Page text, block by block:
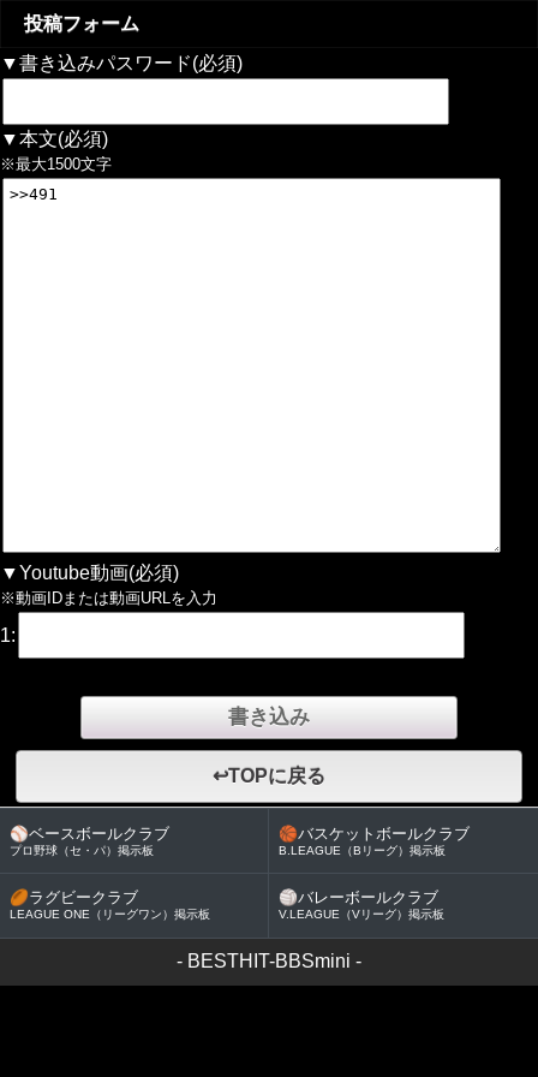
投稿フォーム
▼書き込みパスワード(必須)
▼本文(必須)
※最大1500文字
▼Youtube動画(必須)
※動画IDまたは動画URLを入力
1:
↩TOPに戻る
⚾ベースボールクラブ
プロ野球（セ・パ）掲示板
🏀バスケットボールクラブ
B.LEAGUE（Bリーグ）掲示板
🏉ラグビークラブ
LEAGUE ONE（リーグワン）掲示板
🏐バレーボールクラブ
V.LEAGUE（Vリーグ）掲示板
- BESTHIT-BBSmini -